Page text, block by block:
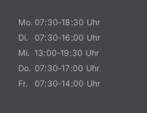
Mo. 07:30-18:30 Uhr
Di.
07:30-16:00 Uhr
Mi. 13:00-19:30 Uhr
Do. 07:30-17:00 Uhr
Fr.
07:30-14:00 Uhr